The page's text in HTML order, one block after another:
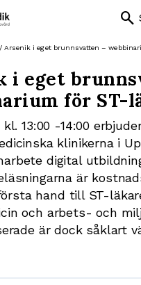
search
/ Arsenik i eget brunnsvatten –
i eget
för ST-
kl. 13:00 -14:00
klinikerna i
digital
är
hand till ST-
och arbets- och
är dock såklart